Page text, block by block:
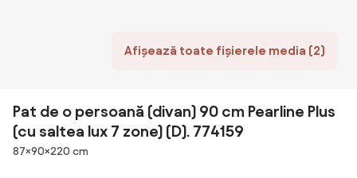
Afișează toate fișierele media (2)
Pat de o persoană (divan) 90 cm Pearline Plus
(cu saltea lux 7 zone) (D). 774159
Dimensiuni
87×90×220 cm